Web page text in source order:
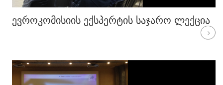
ᲔᲕᲠᲝᲙᲝᲛᲘᲡᲘᲘᲡ ᲔᲥᲡᲞᲔᲠᲢᲘᲡ ᲡᲐᲯᲐᲠᲝ ᲚᲔᲥᲪᲘᲐ